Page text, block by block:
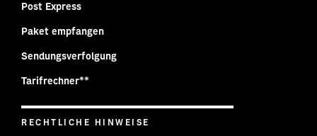
Post Express
Paket empfangen
Sendungsverfolgung
Tarifrechner**
RECHTLICHE HINWEISE